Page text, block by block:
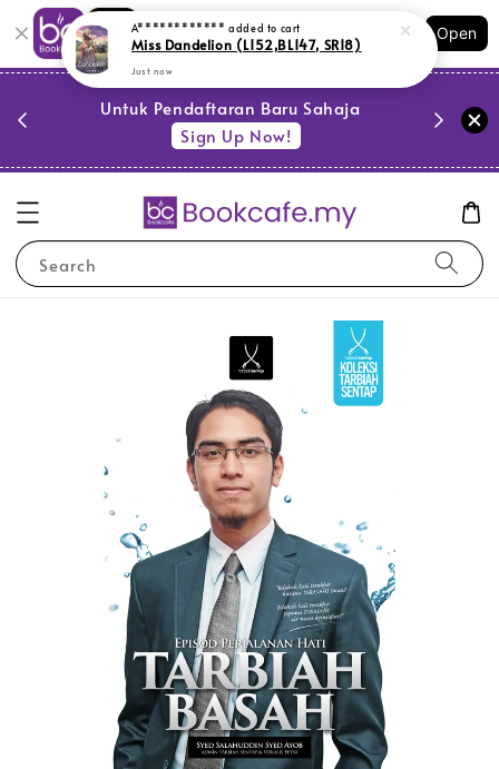
Shopping: Track Your Order
Your Trusted Shops
Open
Untuk Pendaftaran Baru Sahaja
Sign Up Now!
Search
A************ added to cart
Miss Dandelion (L152,BL147, SR18)
Just now